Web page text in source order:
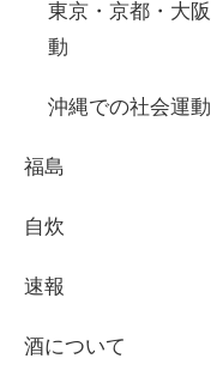
東京・京都・大
動
沖縄での社会運動
福島
自炊
速報
酒について